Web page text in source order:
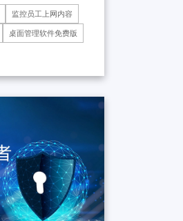
监控员工上网内容
桌面管理软件免费版